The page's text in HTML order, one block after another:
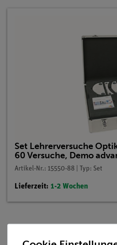
Set Lehrerversuche
60 Versuche, Demo
Artikel-Nr.: 15550-88 | Typ: Set
Lieferzeit: 1-2 Wochen